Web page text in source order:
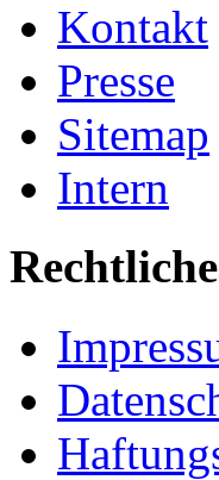
Kontakt
Presse
Sitemap
Intern